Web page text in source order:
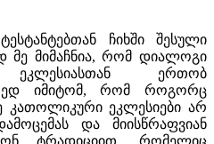
ჩიხში შესული
მე მიმაჩნია, რომ დიალოგი
ეკლესიასთან ერთობ
იმიტომ, რომ როგორც
ეკლესიები არ
და მიისწრაფვიან
ტრადიციით, რომელიც